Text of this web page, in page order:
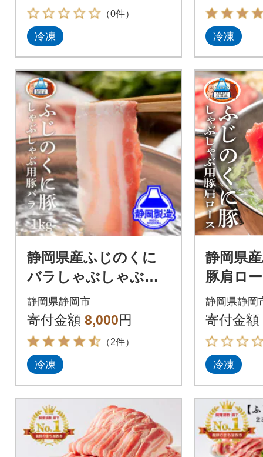
ゃぶ・鍋・炒め物等に
（0件）
冷凍 冷凍
静岡県産ふじのくに
バラしゃぶしゃぶ用1
kg(500g×2)
静岡県静岡市
寄付金額 8,000円
（2件）
冷凍
静岡県
豚肩ロ
ゃぶ用
ック)
静岡県静岡
寄付金額
冷凍